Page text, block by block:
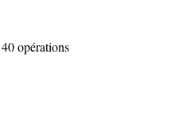
opérations